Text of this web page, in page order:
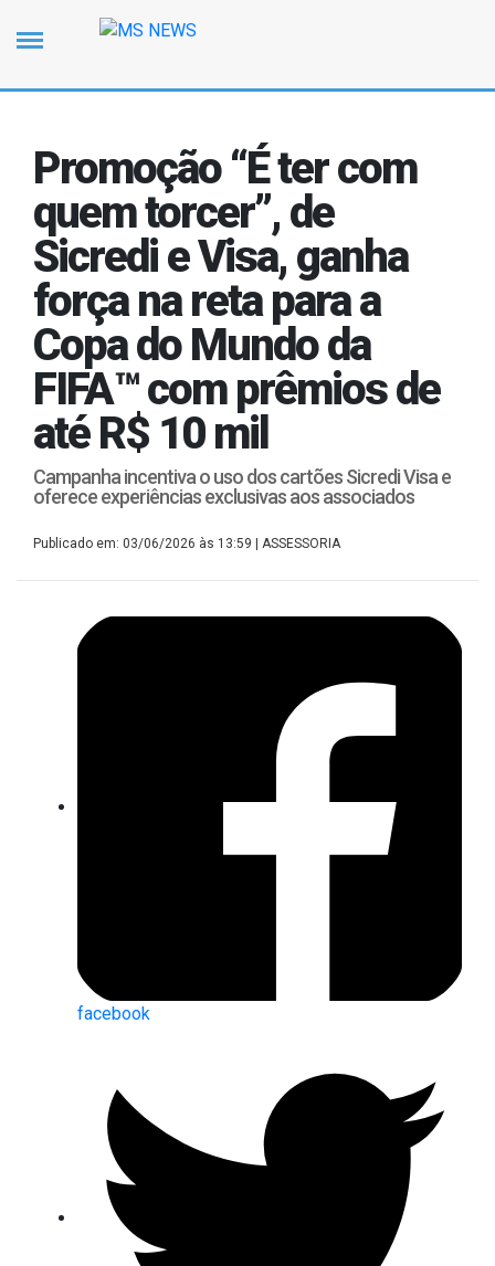
Promoção “É ter com
quem torcer”, de
Sicredi e Visa, ganha
força na reta para a
Copa do Mundo da
FIFA™ com prêmios de
até R$ 10 mil
Campanha incentiva o uso dos cartões Sicredi Visa e
oferece experiências exclusivas aos associados
Publicado em: 03/06/2026 às 13:59 | ASSESSORIA
facebook